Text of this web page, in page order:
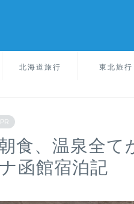
北海道旅行 東北旅行
PR
食、温泉全
函館宿泊記